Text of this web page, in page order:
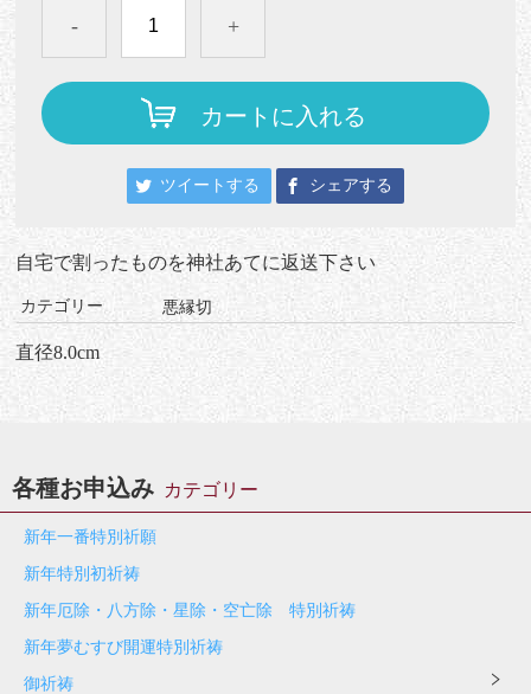
- +
カートに入れる
ツイートする シェアする
自宅で割ったものを神社あてに返送下さい
カテゴリー 悪縁切
直径8.0cm
各種お申込み カテゴリー
新年一番特別祈願
新年特別初祈祷
新年厄除・八方除・星除・空亡除 特別祈祷
新年夢むすび開運特別祈祷
御祈祷